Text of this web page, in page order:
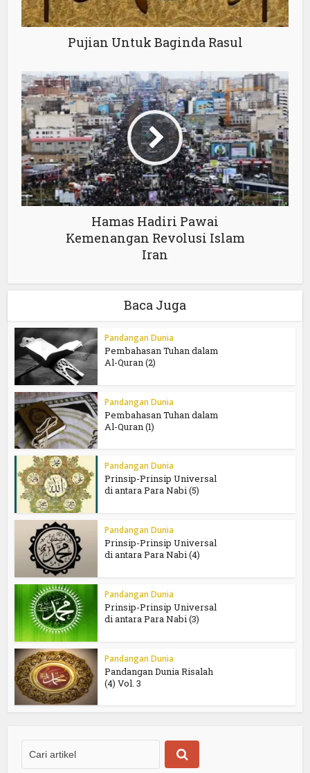
Pujian Untuk Baginda Rasul
Hamas Hadiri Pawai
Kemenangan Revolusi Islam
Iran
Baca Juga
Pandangan Dunia
Pembahasan Tuhan dalam
Al-Quran (2)
Pandangan Dunia
Pembahasan Tuhan dalam
Al-Quran (1)
Pandangan Dunia
Prinsip-Prinsip Universal
di antara Para Nabi (5)
Pandangan Dunia
Prinsip-Prinsip Universal
di antara Para Nabi (4)
Pandangan Dunia
Prinsip-Prinsip Universal
di antara Para Nabi (3)
Pandangan Dunia
Pandangan Dunia Risalah
(4) Vol. 3